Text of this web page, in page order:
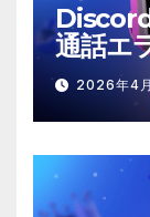
通話エ
2026年4